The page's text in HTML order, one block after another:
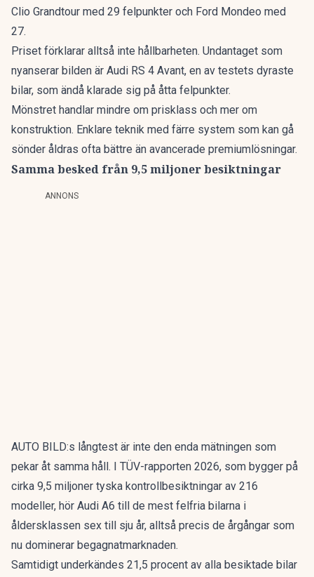
Clio Grandtour med 29 felpunkter och Ford Mondeo med
27.
Priset förklarar alltså inte hållbarheten. Undantaget som
nyanserar bilden är Audi RS 4 Avant, en av testets dyraste
bilar, som ändå klarade sig på åtta felpunkter.
Mönstret handlar mindre om prisklass och mer om
konstruktion. Enklare teknik med färre system som kan gå
sönder åldras ofta bättre än avancerade premiumlösningar.
Samma besked från 9,5 miljoner besiktningar
ANNONS
AUTO BILD:s långtest är inte den enda mätningen som
pekar åt samma håll. I TÜV-rapporten 2026, som bygger på
cirka 9,5 miljoner tyska kontrollbesiktningar av 216
modeller, hör Audi A6 till de mest felfria bilarna i
åldersklassen sex till sju år, alltså precis de årgångar som
nu dominerar begagnatmarknaden.
Samtidigt underkändes 21,5 procent av alla besiktade bilar